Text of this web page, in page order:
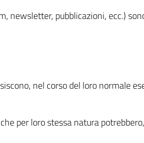
newsletter, pubblicazioni, ecc.)
nel corso del loro normale
per loro stessa natura